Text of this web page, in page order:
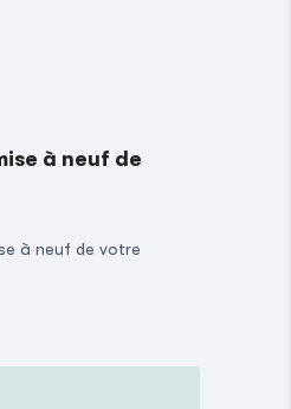
à neuf de
à neuf de votre